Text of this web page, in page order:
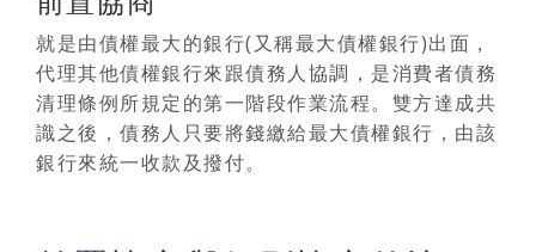
就是由債權最大的銀行(又稱最大債權銀行)出面，
代理其他債權銀行來跟債務人協調，是消費者債務
清理條例所規定的第一階段作業流程。雙方達成共
識之後， 債務人只要將錢繳給最大債權銀行，由該
銀行來統一收款及撥付。